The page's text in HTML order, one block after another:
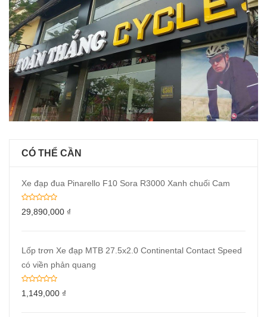
CÓ THỂ CẦN
Xe đạp đua Pinarello F10 Sora R3000 Xanh chuối Cam
29,890,000 ₫
Lốp trơn Xe đạp MTB 27.5x2.0 Continental Contact Speed
có viền phản quang
1,149,000 ₫